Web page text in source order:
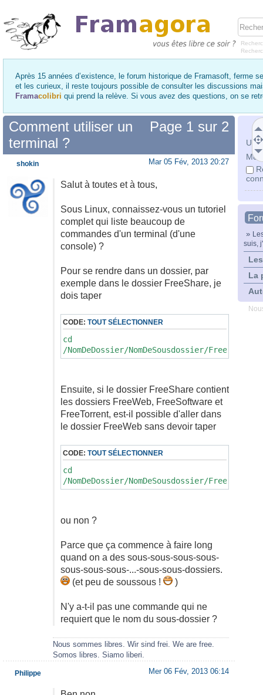
Après 15 années d’existence, le forum historique de Framasoft, ferme
et les curieux, il reste toujours possible de consulter les discussions
Framacolibri qui prend la relève. Si vous avez des questions, on se
Mot
»
suis,
La
Page 1 sur 2
Comment utiliser un
terminal ?
Mar 05 Fév, 2013 20:27
Salut à toutes et à tous,
Sous Linux, connaissez-vous un tutoriel
complet qui liste beaucoup de
commandes d'un terminal (d'une
console) ?
Pour se rendre dans un dossier, par
exemple dans le dossier FreeShare, je
dois taper
CODE: TOUT SÉLECTIONNER
cd
/NomDeDossier/NomDeSousdossier/FreeShare
Ensuite, si le dossier FreeShare contient
les dossiers FreeWeb, FreeSoftware et
FreeTorrent, est-il possible d'aller dans
le dossier FreeWeb sans devoir taper
CODE: TOUT SÉLECTIONNER
cd
/NomDeDossier/NomDeSousdossier/FreeShare/
ou non ?
Parce que ça commence à faire long
quand on a des sous-sous-sous-sous-
sous-sous-sous-...-sous-sous-dossiers.
(et peu de soussous !
)
N'y a-t-il pas une commande qui ne
requiert que le nom du sous-dossier ?
Nous sommes libres. Wir sind frei. We are free.
Somos libres. Siamo liberi.
shokin
Mer 06 Fév, 2013 06:14
Philippe